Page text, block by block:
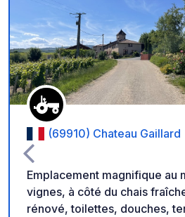
(69910) Chateau Gaillard
Emplacement magnifique au
vignes, à côté du chais
rénové, toilettes, douches,